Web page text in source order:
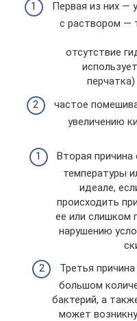
Первая из них —
с раствором —
отсутствие
частое
увеличению
Вторая причина
температуры
идеале,
происходить
ее или слишком
нарушению
Третья
большом
бактерий, а
может